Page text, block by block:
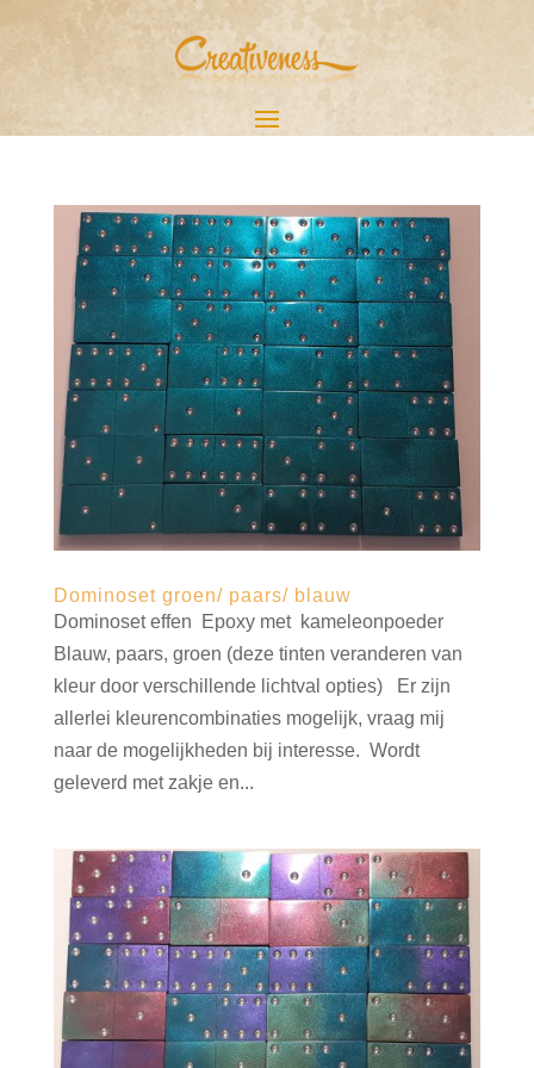
Dominoset groen/ paars/ blauw
Dominoset effen Epoxy met kameleonpoeder
Blauw, paars, groen (deze tinten veranderen van
kleur door verschillende lichtval opties) Er zijn
allerlei kleurencombinaties mogelijk, vraag mij
naar de mogelijkheden bij interesse. Wordt
geleverd met zakje en...